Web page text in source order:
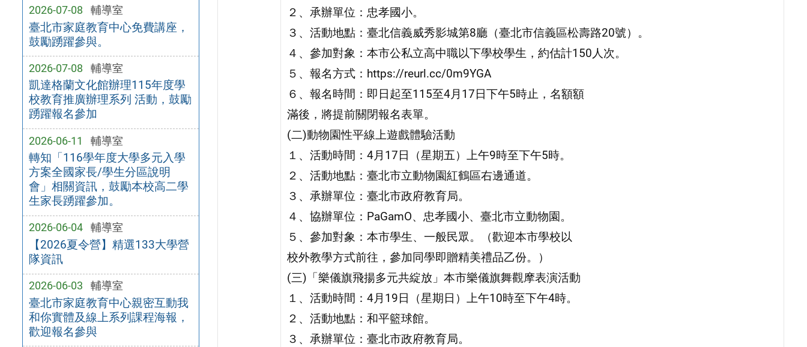
2026-07-08 輔導室
臺北市家庭教育中心免費講座，
鼓勵踴躍參與。
2026-07-08 輔導室
凱達格蘭文化館辦理115年度學
校教育推廣辦理系列 活動，鼓勵
踴躍報名參加
2026-06-11 輔導室
轉知「116學年度大學多元入學
方案全國家長/學生分區說明
會」相關資訊，鼓勵本校高二學
生家長踴躍參加。
2026-06-04 輔導室
【2026夏令營】精選133大學營
隊資訊
2026-06-03 輔導室
臺北市家庭教育中心親密互動我
和你實體及線上系列課程海報，
歡迎報名參與
２、承辦單位：忠孝國小。
３、活動地點：臺北信義威秀影城第8廳（臺北市信義區松壽路20號）。
４、參加對象：本市公私立高中職以下學校學生，約估計150人次。
５、報名方式：https://reurl.cc/0m9YGA
６、報名時間：即日起至115至4月17日下午5時止，名額額
滿後，將提前關閉報名表單。
(二)動物園性平線上遊戲體驗活動
１、活動時間：4月17日（星期五）上午9時至下午5時。
２、活動地點：臺北市立動物園紅鶴區右邊通道。
３、承辦單位：臺北市政府教育局。
４、協辦單位：PaGamO、忠孝國小、臺北市立動物園。
５、參加對象：本市學生、一般民眾。（歡迎本市學校以
校外教學方式前往，參加同學即贈精美禮品乙份。）
(三)「樂儀旗飛揚多元共綻放」本市樂儀旗舞觀摩表演活動
１、活動時間：4月19日（星期日）上午10時至下午4時。
２、活動地點：和平籃球館。
３、承辦單位：臺北市政府教育局。